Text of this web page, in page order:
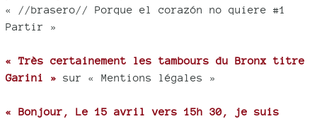
« //brasero// Porque el corazón no quiere #1
Partir »
« Très certainement les tambours du Bronx titre
Garini » sur « Mentions légales »
« Bonjour, Le 15 avril vers 15h 30, je suis